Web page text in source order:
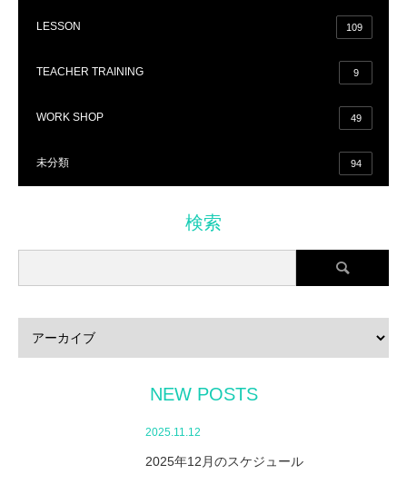
LESSON 109
TEACHER TRAINING 9
WORK SHOP 49
未分類 94
検索
NEW POSTS
2025.11.12
2025年12月のスケジュール